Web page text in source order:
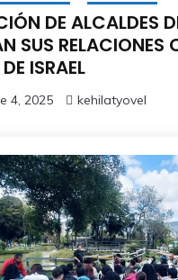
DE ALCALDES
SUS RELACIONES
ISRAEL
4, 2025 kehilatyovel